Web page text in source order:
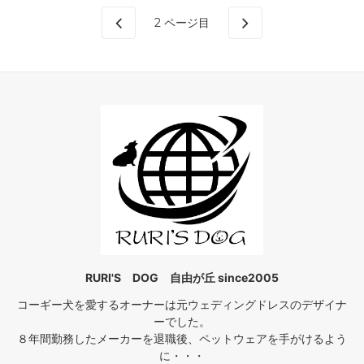
2 ページ目
RURI'S DOG 自由が丘 since2005
コーギー犬を愛するオーナーは元ウェディングドレスのデザイナ
ーでした。
８年間勤務したメーカーを退職後、ペットウェアを手がけるよう
に・・・